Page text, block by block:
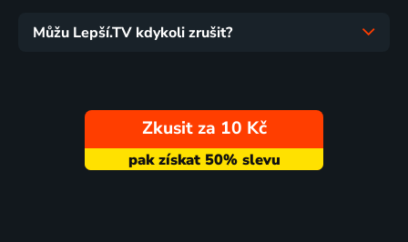
Můžu Lepší.TV kdykoli zrušit?
Zkusit za 10 Kč